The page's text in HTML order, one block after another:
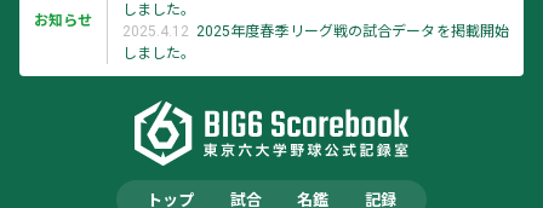
お知らせ
しました。
2025.4.12 2025年度春季リーグ戦の試合データを掲載開始
しました。
トップ 試合 名鑑 記録